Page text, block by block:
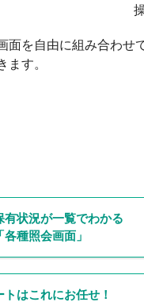
面を自由に組み合わせ
す。
有状況が一覧でわかる
「各種照会画面」
トはこれにお任せ！